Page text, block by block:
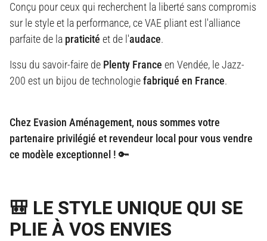
Conçu pour ceux qui recherchent la liberté sans compromis
sur le style et la performance, ce VAE pliant est l'alliance
parfaite de la praticité et de l'audace.
Issu du savoir-faire de Plenty France en Vendée, le Jazz-
200 est un bijou de technologiefabriqué en France.
Chez Evasion Aménagement, nous sommes votre
partenaire privilégié et revendeur local pour vous vendre
ce modèle exceptionnel ! 🔑
🎒 LE STYLE UNIQUE QUI SE
PLIE À VOS ENVIES